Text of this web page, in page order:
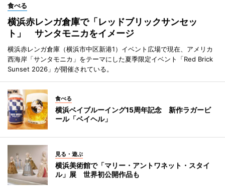
食べる
横浜赤レンガ倉庫で「レッドブリックサンセッ
ト」 サンタモニカをイメージ
横浜赤レンガ倉庫（横浜市中区新港1）イベント広場で現在、アメリカ
西海岸「サンタモニカ」をテーマにした夏季限定イベント「Red Brick
Sunset 2026」が開催されている。
食べる
横浜ベイブルーイング15周年記念 新作ラガービ
ール「ベイヘル」
見る・遊ぶ
横浜美術館で「マリー・アントワネット・スタイ
ル」展 世界初公開作品も